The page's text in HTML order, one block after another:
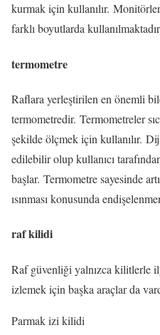
kurmak için kullanılır.
farklı boyutlarda
termometre
Raflara yerleştirilen en önemli
termometredir. Termometreler
şekilde ölçmek için kullanılır.
edilebilir olup kullanıcı
başlar. Termometre sayesinde
ısınması konusunda
raf kilidi
Raf güvenliği yalnızca kilitlerle
izlemek için başka araçlar da
Parmak izi kilidi